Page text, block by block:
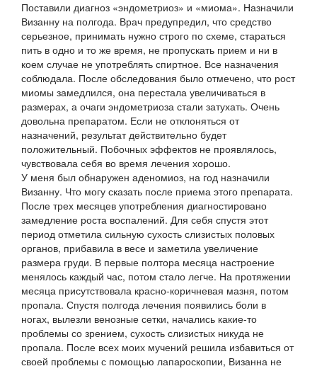
Поставили диагноз «эндометриоз» и «миома». Назначили
Визанну на полгода. Врач предупредил, что средство
серьезное, принимать нужно строго по схеме, стараться
пить в одно и то же время, не пропускать прием и ни в
коем случае не употреблять спиртное. Все назначения
соблюдала. После обследования было отмечено, что рост
миомы замедлился, она перестала увеличиваться в
размерах, а очаги эндометриоза стали затухать. Очень
довольна препаратом. Если не отклоняться от
назначений, результат действительно будет
положительный. Побочных эффектов не проявлялось,
чувствовала себя во время лечения хорошо.
У меня был обнаружен аденомиоз, на год назначили
Визанну. Что могу сказать после приема этого препарата.
После трех месяцев употребления диагностировано
замедление роста воспалений. Для себя спустя этот
период отметила сильную сухость слизистых половых
органов, прибавила в весе и заметила увеличение
размера груди. В первые полтора месяца настроение
менялось каждый час, потом стало легче. На протяжении
месяца присутствовала красно-коричневая мазня, потом
пропала. Спустя полгода лечения появились боли в
ногах, вылезли венозные сетки, начались какие-то
проблемы со зрением, сухость слизистых никуда не
пропала. После всех моих мучений решила избавиться от
своей проблемы с помощью лапароскопии, Визанна не